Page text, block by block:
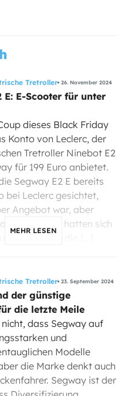
Tretroller 26. November 2024
E: E-Scooter für unter
dieses Black Friday
Konto von Leclerc, der
Tretroller Ninebot E2
für 199 Euro anbietet.
Segway E2 E bereits
bei Leclerc gesichtet,
Angebot war, aber
und Co. hatten sich
MEHR LESEN
Tretroller 23. September 2024
der günstige
die letzte Meile
nicht, dass Segway auf
und
Modelle
die Marke denkt auch
Segway ist der